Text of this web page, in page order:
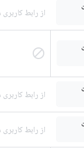
از رابط
block
از رابط
از رابط